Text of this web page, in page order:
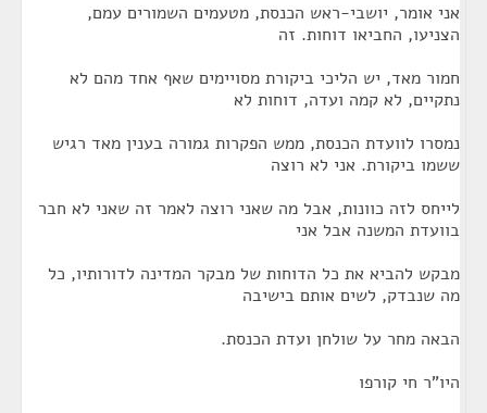
אני אומר, יושבי-ראש הכנסת, מטעמים השמורים עמם,
הצניעו, החביאו דוחות. זה
חמור מאד, יש הליכי ביקורת מסויימים שאף אחד מהם לא
נתקיים, לא קמה ועדה, דוחות לא
נמסרו לוועדת הכנסת, ממש הפקרות גמורה בענין מאד רגיש
ששמו ביקורת. אני לא רוצה
לייחס לזה כוונות, אבל מה שאני רוצה לאמר זה שאני לא חבר
בוועדת המשנה אבל אני
מבקש להביא את כל הדוחות של מבקר המדינה לדורותיו, כל
מה שנבדק, לשים אותם בישיבה
הבאה מחר על שולחן ועדת הכנסת.
היו"ר חי קורפו